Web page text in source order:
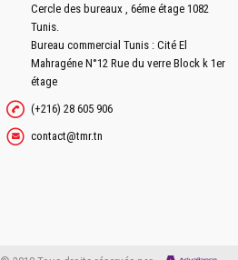
FREINS
COMMANDE DE FREINS
RALENTISSEUR SUR ÉCHAPPEMENT
RÉSERVOIR
Cercle des bureaux , 6éme étage 1082
Tunis.
Bureau commercial Tunis : Cité El
Mahragéne N°12 Rue du verre Block k 1er
étage
(+216) 28 605 906
contact@tmr.tn